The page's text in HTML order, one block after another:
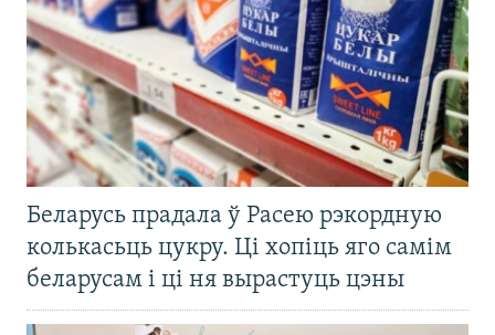
Беларусь прадала ў Расею рэкордную
колькасьць цукру. Ці хопіць яго самім
беларусам і ці ня вырастуць цэны